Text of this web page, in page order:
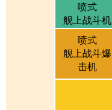
喷式
舰上战斗机
喷式
舰上战斗爆
击机